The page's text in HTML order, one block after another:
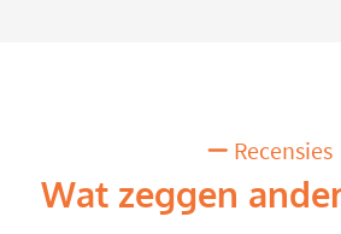
Recensies
Wat zeggen